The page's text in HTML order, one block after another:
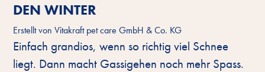
DEN WINTER
Erstellt vonVitakraft pet care GmbH & Co. KG
Einfach grandios, wenn so richtig viel Schnee
liegt. Dann macht Gassigehen noch mehr Spass.